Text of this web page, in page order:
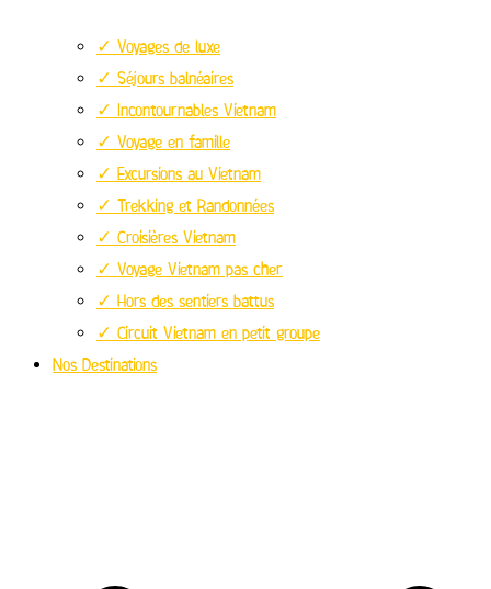
✓ Voyages de luxe
✓ Séjours balnéaires
✓ Incontournables Vietnam
✓ Voyage en famille
✓ Excursions au Vietnam
✓ Trekking et Randonnées
✓ Croisières Vietnam
✓ Voyage Vietnam pas cher
✓ Hors des sentiers battus
✓ Circuit Vietnam en petit groupe
Nos Destinations